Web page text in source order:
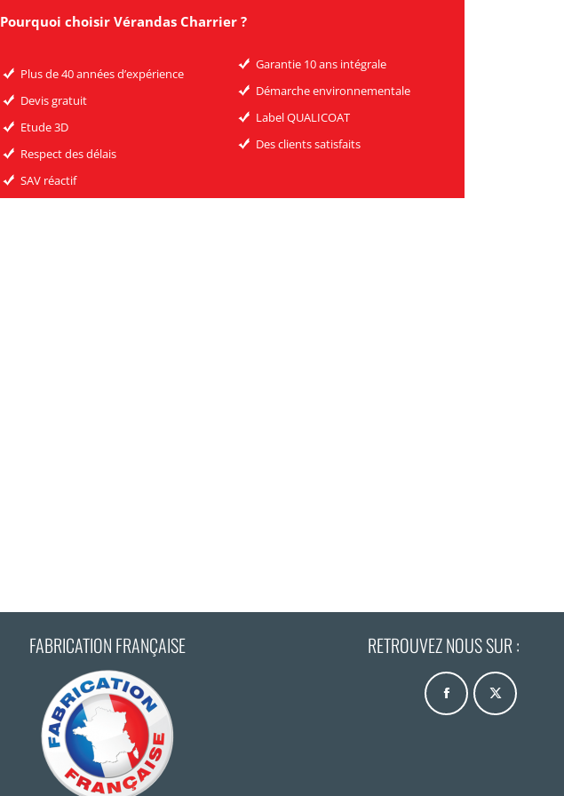
Pourquoi choisir Vérandas Charrier ?
Plus de 40 années d’expérience
Devis gratuit
Etude 3D
Respect des délais
SAV réactif
Garantie 10 ans intégrale
Démarche environnementale
Label QUALICOAT
Des clients satisfaits
FABRICATION FRANÇAISE RETROUVEZ NOUS SUR :